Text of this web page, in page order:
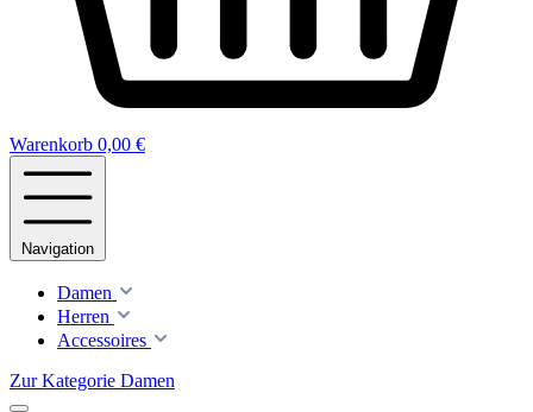
Warenkorb 0,00 €
Navigation
Damen
Herren
Accessoires
Zur Kategorie Damen